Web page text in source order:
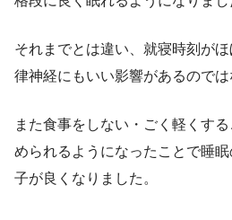
それまでとは違い、就寝時刻が
律神経にもいい影響があるのでは
また食事をしない・ごく軽くす
められるようになったことで睡
子が良くなりました。